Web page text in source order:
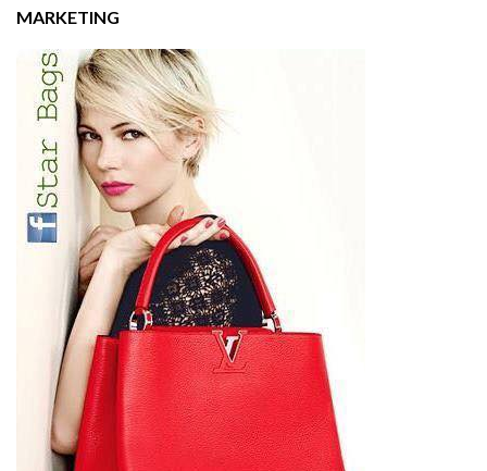
MARKETING